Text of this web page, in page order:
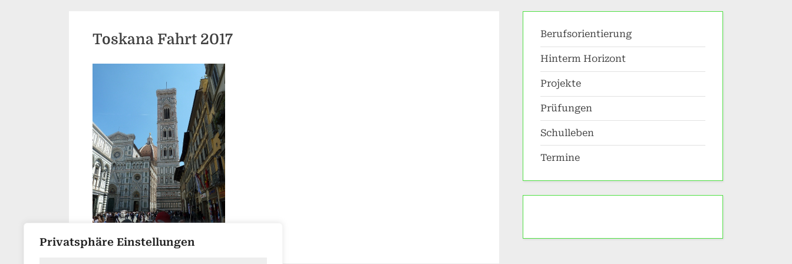
Privatsphäre Einstellungen
Toskana Fahrt 2017 Berufsorientierung
Hinterm Horizont
Projekte
Prüfungen
Schulleben
Termine